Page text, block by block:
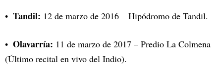
Tandil: 12 de marzo de 2016 – Hipódromo de Tandil.
Olavarría: 11 de marzo de 2017 – Predio La Colmena
(Último recital en vivo del Indio).